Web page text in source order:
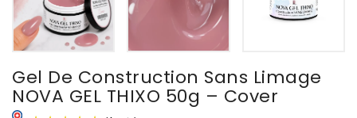
Gel De Construction Sans Limage
NOVA GEL THIXO 50g – Cover